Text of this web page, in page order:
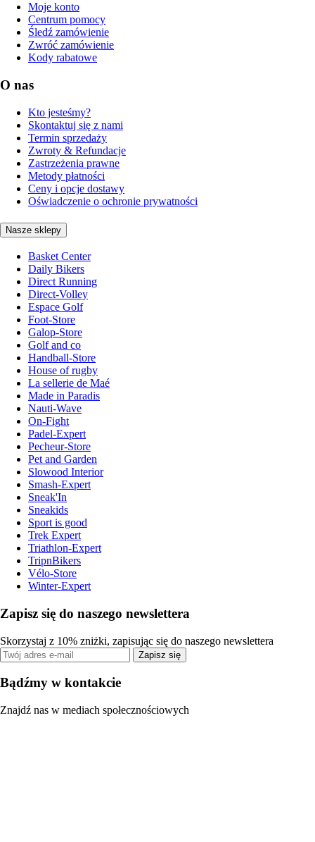
Moje konto
Centrum pomocy
Śledź zamówienie
Zwróć zamówienie
Kody rabatowe
O nas
Kto jesteśmy?
Skontaktuj się z nami
Termin sprzedaży
Zwroty & Refundacje
Zastrzeżenia prawne
Metody płatności
Ceny i opcje dostawy
Oświadczenie o ochronie prywatności
Nasze sklepy
Basket Center
Daily Bikers
Direct Running
Direct-Volley
Espace Golf
Foot-Store
Galop-Store
Golf and co
Handball-Store
House of rugby
La sellerie de Maé
Made in Paradis
Nauti-Wave
On-Fight
Padel-Expert
Pecheur-Store
Pet and Garden
Slowood Interior
Smash-Expert
Sneak'In
Sneakids
Sport is good
Trek Expert
Triathlon-Expert
TripnBikers
Vélo-Store
Winter-Expert
Zapisz się do naszego newslettera
Skorzystaj z 10% zniżki, zapisując się do naszego newslettera
Zapisz się
Bądźmy w kontakcie
Znajdź nas w mediach społecznościowych